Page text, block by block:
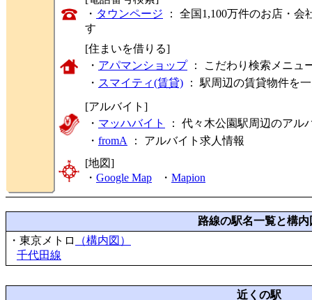
・ タウンページ ： 全国1,100万件のお店・
す
[住まいを借りる]
・ アパマンショップ： こだわり検索メニュ
・ スマイティ(賃貸) ： 駅周辺の賃貸物件を
[アルバイト]
・ マッハバイト
： 代々木公園駅周辺のアル
・ fromA ： アルバイト求人情報
[地図]
・ Google Map ・ Mapion
路線の駅名一覧と構内
・東京メトロ
（構内図）
千代田線
近くの駅